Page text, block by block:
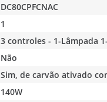
DC80CPFCNAC
1
3 controles - 1-Lâmpada
Não
Sim, de carvão ativado
140W